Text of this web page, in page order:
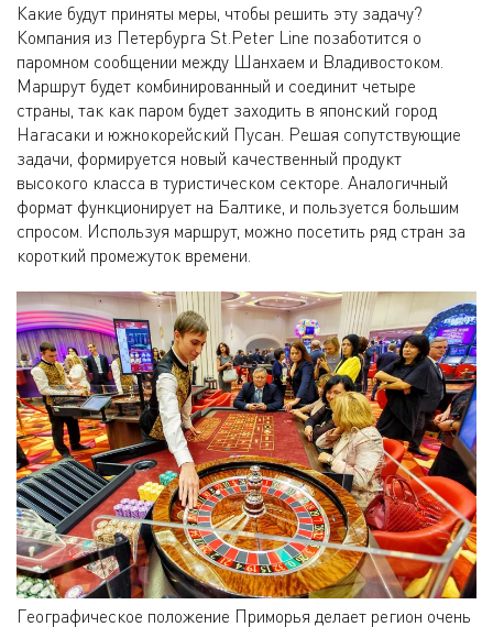
Какие будут приняты меры, чтобы решить эту задачу?
Компания из Петербурга St.Peter Line позаботится о
паромном сообщении между Шанхаем и Владивостоком.
Маршрут будет комбинированный и соединит четыре
страны, так как паром будет заходить в японский город
Нагасаки и южнокорейский Пусан. Решая сопутствующие
задачи, формируется новый качественный продукт
высокого класса в туристическом секторе. Аналогичный
формат функционирует на Балтике, и пользуется большим
спросом. Используя маршрут, можно посетить ряд стран за
короткий промежуток времени.
Географическое положение Приморья делает регион очень